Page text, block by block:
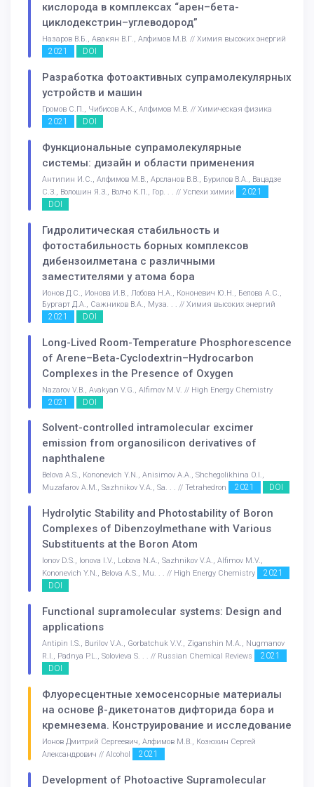
кислорода в комплексах “арен–бета-
циклодекстрин–углеводород”
Назаров В.Б., Авакян В.Г., Алфимов М.В. // Химия высоких энергий
2021 DOI
Разработка фотоактивных супрамолекулярных
устройств и машин
Громов С.П., Чибисов А.К., Алфимов М.В. // Химическая физика
2021 DOI
Функциональные супрамолекулярные
системы: дизайн и области применения
Антипин И.С., Алфимов М.В., Арсланов В.В., Бурилов В.А., Вацадзе
С.З., Волошин Я.З., Волчо К.П., Гор. . . // Успехи химии
2021
DOI
Гидролитическая стабильность и
фотостабильность борных комплексов
дибензоилметана с различными
заместителями у атома бора
Ионов Д.С., Ионова И.В., Лобова Н.А., Кононевич Ю.Н., Белова А.С.,
Бургарт Д.А., Сажников В.А., Муза. . . // Химия высоких энергий
2021 DOI
Long-Lived Room-Temperature Phosphorescence
of Arene–Beta-Cyclodextrin–Hydrocarbon
Complexes in the Presence of Oxygen
Nazarov V.B., Avakyan V.G., Alfimov M.V. // High Energy Chemistry
2021 DOI
Solvent-controlled intramolecular excimer
emission from organosilicon derivatives of
naphthalene
Belova A.S., Kononevich Y.N., Anisimov A.A., Shchegolikhina O.I.,
Muzafarov A.M., Sazhnikov V.A., Sa. . . // Tetrahedron
2021 DOI
Hydrolytic Stability and Photostability of Boron
Complexes of Dibenzoylmethane with Various
Substituents at the Boron Atom
Ionov D.S., Ionova I.V., Lobova N.A., Sazhnikov V.A., Alfimov M.V.,
Kononevich Y.N., Belova A.S., Mu. . . // High Energy Chemistry
2021
DOI
Functional supramolecular systems: Design and
applications
Antipin I.S., Burilov V.A., Gorbatchuk V.V., Ziganshin M.A., Nugmanov
R.I., Padnya P.L., Solovieva S. . . // Russian Chemical Reviews
2021
DOI
Флуоресцентные хемосенсорные материалы
на основе β-дикетонатов дифторида бора и
кремнезема. Конструирование и исследование
Ионов Дмитрий Сергеевич, Алфимов М.В., Козюхин Сергей
Александрович // Alcohol
2021
Development of Photoactive Supramolecular